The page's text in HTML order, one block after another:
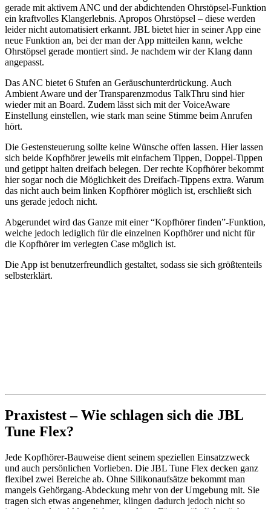
gerade mit aktivem ANC und der abdichtenden Ohrstöpsel-Funktion
ein kraftvolles Klangerlebnis. Apropos Ohrstöpsel – diese werden
leider nicht automatisiert erkannt. JBL bietet hier in seiner App eine
neue Funktion an, bei der man der App mitteilen kann, welche
Ohrstöpsel gerade montiert sind. Je nachdem wir der Klang dann
angepasst.
Das ANC bietet 6 Stufen an Geräuschunterdrückung. Auch
Ambient Aware und der Transparenzmodus TalkThru sind hier
wieder mit an Board. Zudem lässt sich mit der VoiceAware
Einstellung einstellen, wie stark man seine Stimme beim Anrufen
hört.
Die Gestensteuerung sollte keine Wünsche offen lassen. Hier lassen
sich beide Kopfhörer jeweils mit einfachem Tippen, Doppel-Tippen
und getippt halten dreifach belegen. Der rechte Kopfhörer bekommt
hier sogar noch die Möglichkeit des Dreifach-Tippens extra. Warum
das nicht auch beim linken Kopfhörer möglich ist, erschließt sich
uns gerade jedoch nicht.
Abgerundet wird das Ganze mit einer “Kopfhörer finden”-Funktion,
welche jedoch lediglich für die einzelnen Kopfhörer und nicht für
die Kopfhörer im verlegten Case möglich ist.
Die App ist benutzerfreundlich gestaltet, sodass sie sich größtenteils
selbsterklärt.
Praxistest – Wie schlagen sich die JBL
Tune Flex?
Jede Kopfhörer-Bauweise dient seinem speziellen Einsatzzweck
und auch persönlichen Vorlieben. Die JBL Tune Flex decken ganz
flexibel zwei Bereiche ab. Ohne Silikonaufsätze bekommt man
mangels Gehörgang-Abdeckung mehr von der Umgebung mit. Sie
tragen sich etwas angenehmer, klingen dadurch jedoch nicht so